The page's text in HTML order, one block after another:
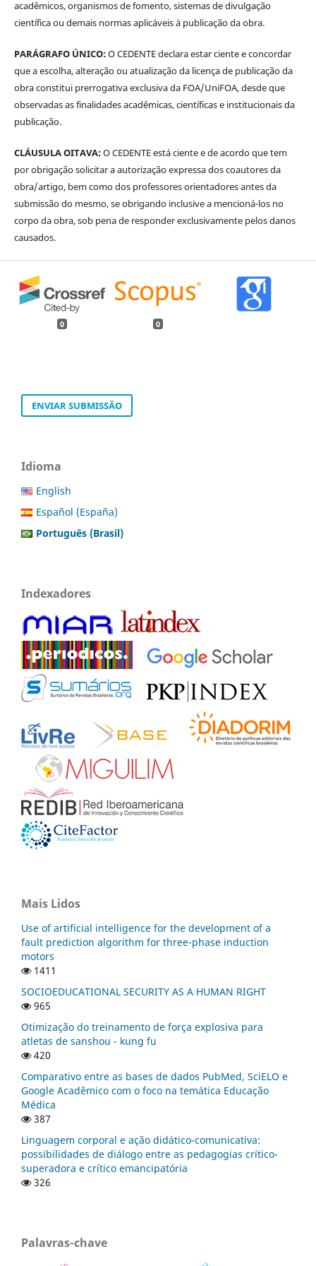
acadêmicos, organismos de fomento, sistemas de divulgação
científica ou demais normas aplicáveis à publicação da obra.
PARÁGRAFO ÚNICO:O CEDENTE declara estar ciente e concordar
que a escolha, alteração ou atualização da licença de publicação da
obra constitui prerrogativa exclusiva da FOA/UniFOA, desde que
observadas as finalidades acadêmicas, científicas e institucionais da
publicação.
CLÁUSULA OITAVA:O CEDENTE está ciente e de acordo que tem
por obrigação solicitar a autorização expressa dos coautores da
obra/artigo, bem como dos professores orientadores antes da
submissão do mesmo, se obrigando inclusive a mencioná-los no
corpo da obra, sob pena de responder exclusivamente pelos danos
causados.
0 0
ENVIAR SUBMISSÃO
Idioma
English
Español (España)
Português (Brasil)
Indexadores
Mais Lidos
Use of artificial intelligence for the development of a
fault prediction algorithm for three-phase induction
motors
1411
SOCIOEDUCATIONAL SECURITY AS A HUMAN RIGHT
965
Otimização do treinamento de força explosiva para
atletas de sanshou - kung fu
420
Comparativo entre as bases de dados PubMed, SciELO e
Google Acadêmico com o foco na temática Educação
Médica
387
Linguagem corporal e ação didático-comunicativa:
possibilidades de diálogo entre as pedagogias crítico-
superadora e crítico emancipatória
326
Palavras-chave